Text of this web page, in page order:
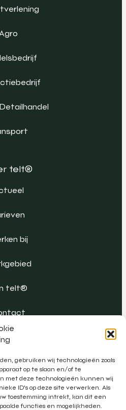
gebruiken wij technologieën zoals
op te slaan en/of te
met deze technologieën kunnen wij
ID's op deze site verwerken. Als
toestemming intrekt, kan dit een
functies en mogelijkheden.
telt®
bij
telt®